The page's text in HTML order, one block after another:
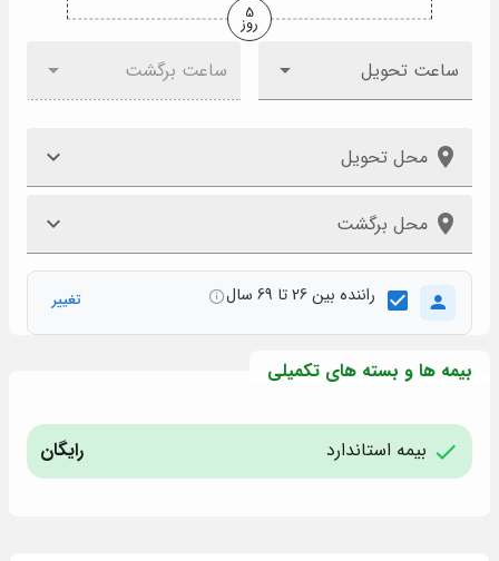
5
روز
ساعت تحویل ساعت برگشت
محل تحویل
محل برگشت
راننده بین 26 تا 69 سال تغییر
بیمه ها و بسته های تکمیلی
بیمه استاندارد رایگان